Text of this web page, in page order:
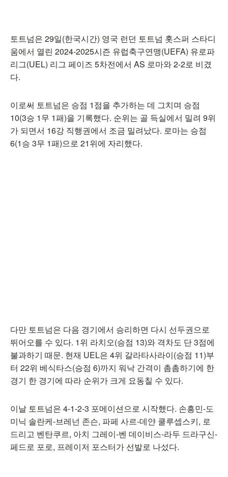
토트넘은 29일(한국시간) 영국 런던 토트넘 홋스퍼 스타디
움에서 열린 2024-2025시즌 유럽축구연맹(UEFA) 유로파
리그(UEL) 리그 페이즈 5차전에서 AS 로마와 2-2로 비겼
다.
이로써 토트넘은 승점 1점을 추가하는 데 그치며 승점
10(3승 1무 1패)을 기록했다. 순위는 골 득실에서 밀려 9위
가 되면서 16강 직행권에서 조금 밀려났다. 로마는 승점
6(1승 3무 1패)으로 21위에 자리했다.
다만 토트넘은 다음 경기에서 승리하면 다시 선두권으로
뛰어오를 수 있다. 1위 라치오(승점 13)와 격차도 단 3점에
불과하기 때문. 현재 UEL은 4위 갈라타사라이(승점 11)부
터 22위 베식타스(승점 6)까지 워낙 간격이 촘촘하기에 한
경기 한 경기에 따라 순위가 크게 요동칠 수 있다.
이날 토트넘은 4-1-2-3 포메이션으로 시작했다. 손흥민-도
미닉 솔란케-브레넌 존슨, 파페 사르-데얀 쿨루셉스키, 로
드리고 벤탄쿠르, 아치 그레이-벤 데이비스-라두 드라구신-
페드로 포로, 프레이저 포스터가 선발로 나섰다.